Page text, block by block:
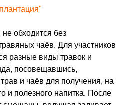
обходится без
чаёв. Для участников
разные виды травок и
посовещавшись,
и чаёв для получения, на
и полезного напитка. После